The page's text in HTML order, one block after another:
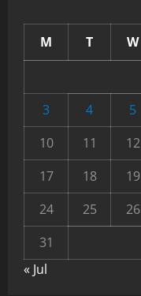
M T W
3
4 5
10
11 12
17
18 19
24
25 26
31
« Jul